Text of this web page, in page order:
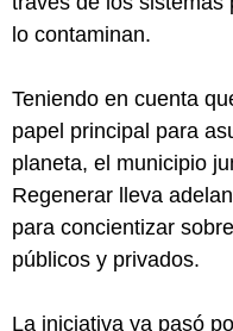
lo contaminan.
Teniendo en cuenta
papel principal para
planeta, el municipio
Regenerar lleva
para concientizar
públicos y privados.
La iniciativa ya pasó